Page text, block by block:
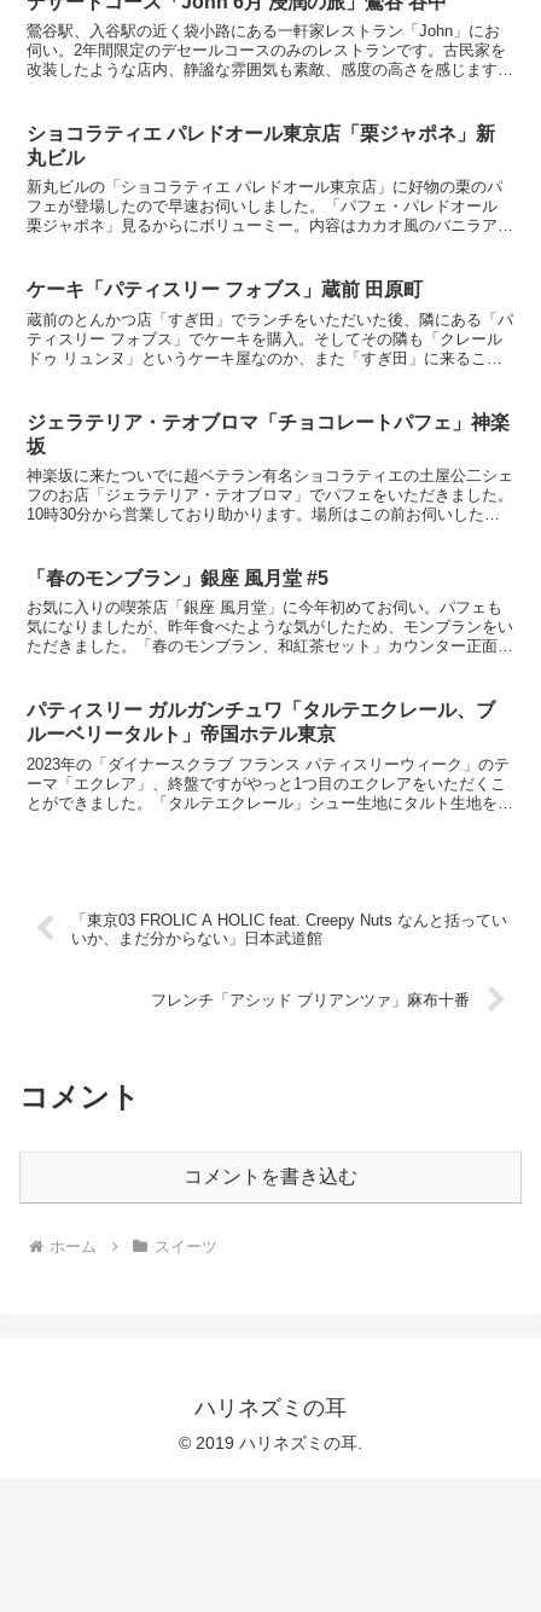
鶯谷駅、入谷駅の近く袋小路にある一軒家レストラン「John」にお
伺い。2年間限定のデセールコースのみのレストランです。古民家を
改装したような店内、静謐な雰囲気も素敵、感度の高さを感じます。
ショコラティエ パレドオール東京店「栗ジャポネ」新
丸ビル
新丸ビルの「ショコラティエ パレドオール東京店」に好物の栗のパ
フェが登場したので早速お伺いしました。「パフェ・パレドオール
栗ジャポネ」見るからにボリューミー。内容はカカオ風のバニラアイ
ケーキ「パティスリー フォブス」蔵前 田原町
蔵前のとんかつ店「すぎ田」でランチをいただいた後、隣にある「パ
ティスリー フォブス」でケーキを購入。そしてその隣も「クレール
ドゥ リュンヌ」というケーキ屋なのか、また「すぎ田」に来ること
ジェラテリア・テオブロマ「チョコレートパフェ」神楽
坂
神楽坂に来たついでに超ベテラン有名ショコラティエの土屋公二シェ
フのお店「ジェラテリア・テオブロマ」でパフェをいただきました。
10時30分から営業しており助かります。場所はこの前お伺いしたフ
「春のモンブラン」銀座 風月堂 #5
お気に入りの喫茶店「銀座 風月堂」に今年初めてお伺い。パフェも
気になりましたが、昨年食べたような気がしたため、モンブランをい
ただきました。「春のモンブラン、和紅茶セット」カウンター正面で
パティスリー ガルガンチュワ「タルテエクレール、ブ
ルーベリータルト」帝国ホテル東京
2023年の「ダイナースクラブ フランス パティスリーウィーク」のテ
ーマ「エクレア」、終盤ですがやっと1つ目のエクレアをいただくこ
とができました。「タルテエクレール」シュー生地にタルト生地を挟
「東京03 FROLIC A HOLIC feat. Creepy Nuts なんと括ってい
いか、まだ分からない」日本武道館
フレンチ「アシッド ブリアンツァ」麻布十番
コメント
コメントを書き込む
ホーム スイーツ
ハリネズミの耳
© 2019 ハリネズミの耳.